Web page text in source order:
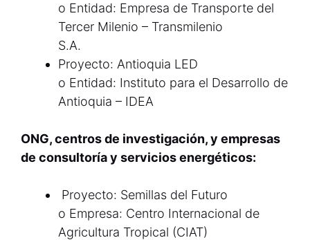
o Entidad: Empresa de Transporte del
Tercer Milenio – Transmilenio
S.A.
Proyecto: Antioquia LED
o Entidad: Instituto para el Desarrollo de
Antioquia – IDEA
ONG, centros de investigación, y empresas
de consultoría y serviciosenergéticos:
Proyecto: Semillas del Futuro
o Empresa: Centro Internacional de
Agricultura Tropical (CIAT)